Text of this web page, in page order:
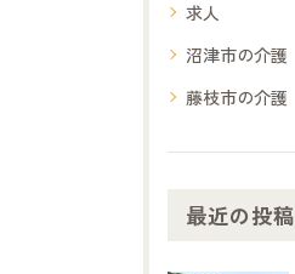
求人
沼津市の介護
藤枝市の介護
最近の投稿